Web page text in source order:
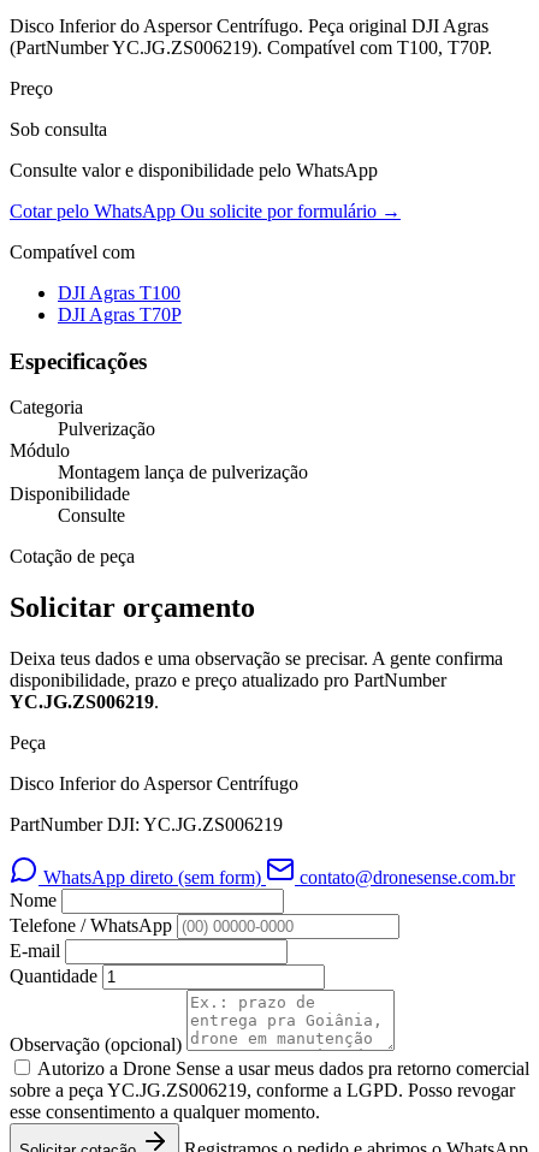
Disco Inferior do Aspersor Centrífugo. Peça original DJI Agras
(PartNumber YC.JG.ZS006219). Compatível com T100, T70P.
Preço
Sob consulta
Consulte valor e disponibilidade pelo WhatsApp
Cotar pelo WhatsApp Ou solicite por formulário →
Compatível com
DJI Agras T100
DJI Agras T70P
Especificações
Categoria
Pulverização
Módulo
Montagem lança de pulverização
Disponibilidade
Consulte
Cotação de peça
Solicitar orçamento
Deixa teus dados e uma observação se precisar. A gente confirma
disponibilidade, prazo e preço atualizado pro PartNumber
YC.JG.ZS006219.
Peça
Disco Inferior do Aspersor Centrífugo
PartNumber DJI: YC.JG.ZS006219
WhatsApp direto (sem form)
contato@dronesense.com.br
Nome
Telefone / WhatsApp
E-mail
Quantidade
Observação (opcional)
Autorizo a Drone Sense a usar meus dados pra retorno comercial
sobre a peça YC.JG.ZS006219, conforme a LGPD. Posso revogar
esse consentimento a qualquer momento.